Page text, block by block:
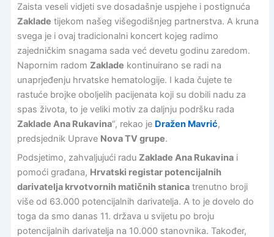
Zaista veseli vidjeti sve dosadašnje uspjehe i postignuća
Zaklade tijekom našeg višegodišnjeg partnerstva. A kruna
svega je i ovaj tradicionalni koncert kojeg radimo
zajedničkim snagama sada već devetu godinu zaredom.
Napornim radom Zaklade kontinuirano se radi na
unaprjeđenju hrvatske hematologije. I kada čujete te
rastuće brojke oboljelih pacijenata koji su dobili nadu za
spas života, to je veliki motiv za daljnju podršku rada
Zaklade Ana Rukavina“, rekao je Dražen Mavrić,
predsjednik Uprave Nova TV grupe.
Podsjetimo, zahvaljujući radu Zaklade Ana Rukavinai
pomoći građana, Hrvatski registar potencijalnih
darivatelja krvotvornih matičnih stanicatrenutno broji
više od 63.000 potencijalnih darivatelja. A to je dovelo do
toga da smo danas 11. država u svijetu po broju
potencijalnih darivatelja na 10.000 stanovnika. Također,